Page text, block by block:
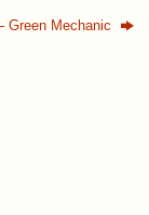
Green Mechanic